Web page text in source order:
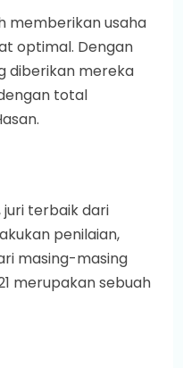
memberikan usaha
optimal. Dengan
diberikan mereka
total
juri terbaik dari
penilaian,
masing-masing
merupakan sebuah